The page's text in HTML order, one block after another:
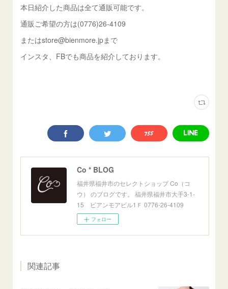
本日紹介した商品は全て通販可能です。
通販ご希望の方は(0776)26-4109
またはstore@bienmore.jpまで
インスタ、FBでも商品を紹介しております。
Co * BLOG
福井県福井市のセレクトショップ Co（コ
ウ） のブログです。 福井県福井市大手3-1-
15 ビアンモアビル1Ｆ 0776-26-4109
フォロー
関連記事